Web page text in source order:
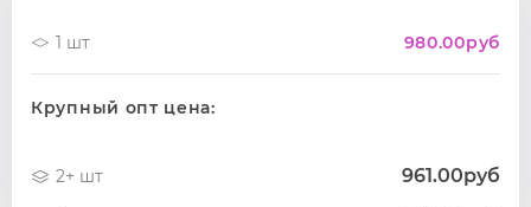
1 шт 980.00руб
Крупный опт цена:
2+ шт 961.00руб